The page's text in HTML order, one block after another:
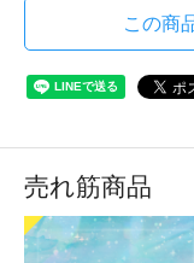
この商
売れ筋商品